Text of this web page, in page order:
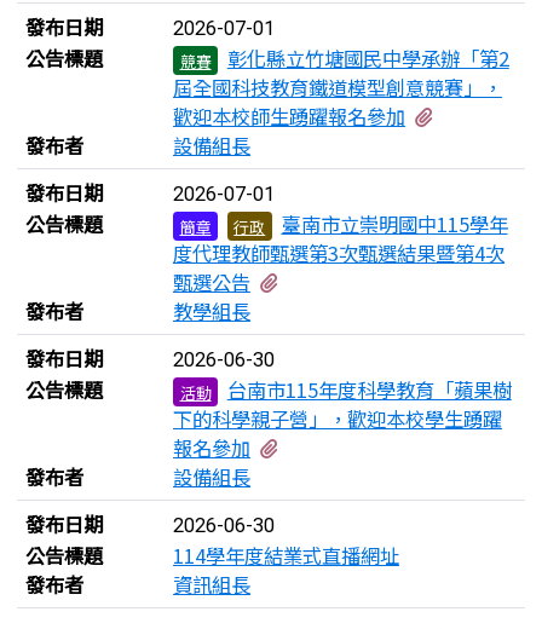
發布日期 2026-07-01
公告標題 競賽
彰化縣立竹塘國民中學承辦「第2
屆全國科技教育鐵道模型創意競賽」，
歡迎本校師生踴躍報名參加
發布者
設備組長
發布日期
2026-07-01
公告標題 簡章 行政
臺南市立崇明國中115學年
度代理教師甄選第3次甄選結果暨第4次
甄選公告
發布者
教學組長
發布日期
2026-06-30
公告標題 活動
台南市115年度科學教育「蘋果樹
下的科學親子營」，歡迎本校學生踴躍
報名參加
發布者
設備組長
發布日期
2026-06-30
公告標題
114學年度結業式直播網址
發布者
資訊組長